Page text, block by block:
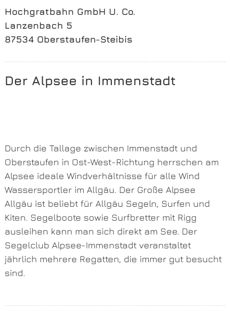
Hochgratbahn GmbH U. Co.
Lanzenbach 5
87534 Oberstaufen-Steibis
Der Alpsee in Immenstadt
Durch die Tallage zwischen Immenstadt und
Oberstaufen in Ost-West-Richtung herrschen am
Alpsee ideale Windverhältnisse für alle Wind
Wassersportler im Allgäu. Der Große Alpsee
Allgäu ist beliebt für Allgäu Segeln, Surfen und
Kiten. Segelboote sowie Surfbretter mit Rigg
ausleihen kann man sich direkt am See. Der
Segelclub Alpsee-Immenstadt veranstaltet
jährlich mehrere Regatten, die immer gut besucht
sind.